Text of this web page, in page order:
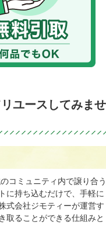
ユースしてみませ
コミュニティ内で譲り合う
に持ち込むだけで、手軽に
式会社ジモティーが運営す
取ることができる仕組みと